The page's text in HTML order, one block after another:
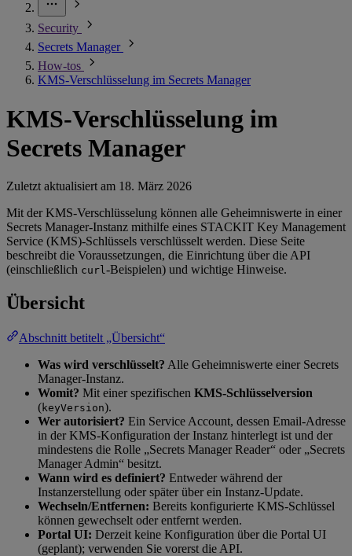
Security
Secrets Manager
How-tos
KMS-Verschlüsselung im Secrets Manager
KMS-Verschlüsselung im
Secrets Manager
Zuletzt aktualisiert am 18. März 2026
Mit der KMS-Verschlüsselung können alle Geheimniswerte in einer
Secrets Manager-Instanz mithilfe eines STACKIT Key Management
Service (KMS)-Schlüssels verschlüsselt werden. Diese Seite
beschreibt die Voraussetzungen, die Einrichtung über die API
(einschließlich curl-Beispielen) und wichtige Hinweise.
Übersicht
Abschnitt betitelt „Übersicht“
Was wird verschlüsselt? Alle Geheimniswerte einer Secrets
Manager-Instanz.
Womit? Mit einer spezifischen KMS-Schlüsselversion
(keyVersion).
Wer autorisiert? Ein Service Account, dessen Email-Adresse
in der KMS-Konfiguration der Instanz hinterlegt ist und der
mindestens die Rolle „Secrets Manager Reader“ oder „Secrets
Manager Admin“ besitzt.
Wann wird es definiert? Entweder während der
Instanzerstellung oder später über ein Instanz-Update.
Wechseln/Entfernen: Bereits konfigurierte KMS-Schlüssel
können gewechselt oder entfernt werden.
Portal UI: Derzeit keine Konfiguration über die Portal UI
(geplant); verwenden Sie vorerst die API.